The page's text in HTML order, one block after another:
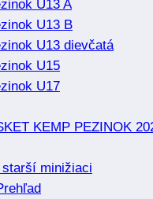
U13 A
U13 B
U13 dievčatá
U15
U17
KEMP PEZINOK
starší minižiaci